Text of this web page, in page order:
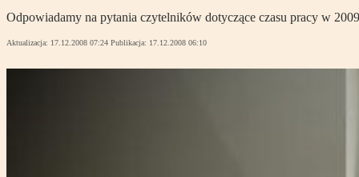
Odpowiadamy na pytania czytelników dotyczące czasu pracy w
Aktualizacja: 17.12.2008 07:24 Publikacja: 17.12.2008 06:10